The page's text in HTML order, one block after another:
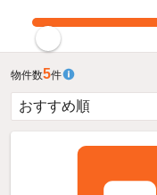
物件数5件